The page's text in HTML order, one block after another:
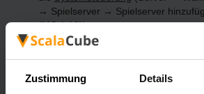
Zustimmung Details
→ Spielserver → Spielserver
(MC 1.19))
Viel Spaß beim Spielen auf dem